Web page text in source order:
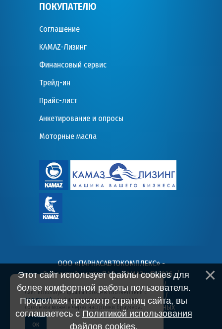
ПОКУПАТЕЛЮ
Соглашение
KAMAZ-Лизинг
Финансовый сервис
Трейд-ин
Прайс-лист
Анкетирование и опросы
Моторные масла
ООО «ПАРНАСАВТОКОМПЛЕКС» -
Дилерский центр ПАО «КАМАЗ» © 2026. /
Пользовательское соглашение/
Политика конфиденциальности /
Согласие на обработку персональных
данных
Сайт использует файлы cookie в соответствии с
политикойконфиденциальности. Отключить
cookie вы можете через настройки браузера.
ОК
Этот сайт использует файлы cookies для
более комфортной работы пользователя.
Продолжая просмотр страниц сайта, вы
соглашаетесь с Политикой использования
файлов cookies.